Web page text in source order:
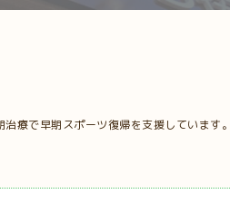
療で早期スポーツ復帰を支援しています。